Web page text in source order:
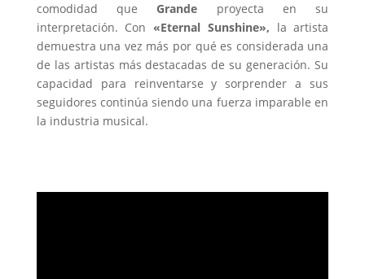
comodidad queGrande proyecta en su
interpretación. Con «Eternal Sunshine», la artista
demuestra una vez más por qué es considerada una
de las artistas más destacadas de su generación. Su
capacidad para reinventarse y sorprender a sus
seguidores continúa siendo una fuerza imparable en
la industria musical.